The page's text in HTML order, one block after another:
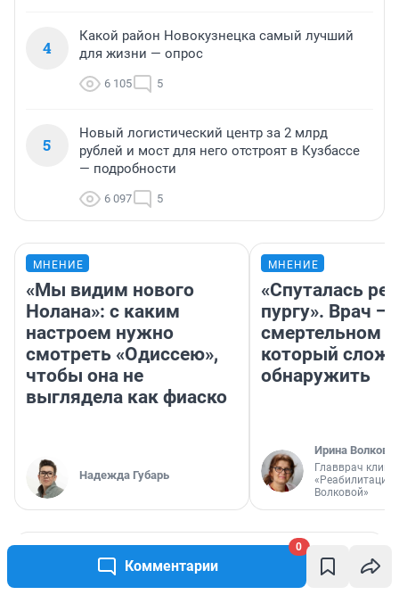
Комментарии
0
4
Какой район Новокузнецка самый лучший
для жизни — опрос
6 105 5
5
Новый логистический центр за 2 млрд
рублей и мост для него отстроят в Кузбассе
— подробности
6 097 5
МНЕНИЕ
«Мы видим нового
Нолана»: с каким
настроем нужно
смотреть «Одиссею»,
чтобы она не
выглядела как фиаско
Надежда Губарь
МНЕНИЕ
«Спуталась
пургу». Врач —
смертельном
который
обнаружить
Ирина Волкова
Главврач
«Реабилитация
Волковой»
«Ела одни булочки и пирожные»: